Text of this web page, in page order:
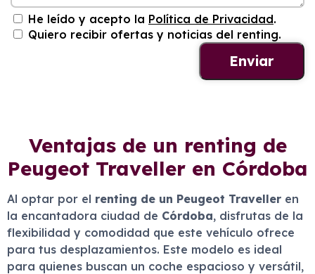
He leído y acepto la Política de Privacidad.
Quiero recibir ofertas y noticias del renting.
Ventajas de un renting de
Peugeot Traveller en Córdoba
Al optar por el renting de un Peugeot Traveller en
la encantadora ciudad de Córdoba, disfrutas de la
flexibilidad y comodidad que este vehículo ofrece
para tus desplazamientos. Este modelo es ideal
para quienes buscan un coche espacioso y versátil,